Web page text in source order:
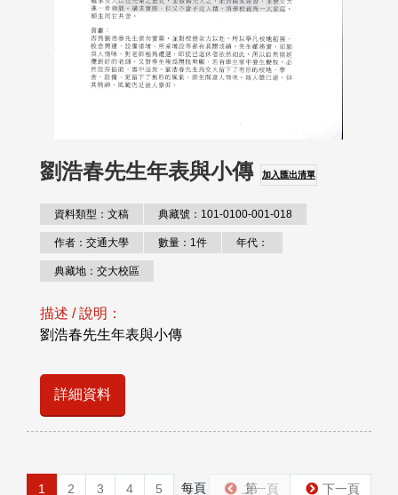
劉浩春先生年表與小傳 加入匯出清單
資料類型：文稿 典藏號：101-0100-001-018
作者：交通大學 數量：1件 年代：
典藏地：交大校區
描述 / 說明：
劉浩春先生年表與小傳
詳細資料
1 2 3 4 5 每頁 第
上一頁 下一頁